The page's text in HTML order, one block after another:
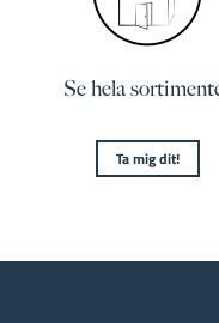
Se hela
Ta mig dit!